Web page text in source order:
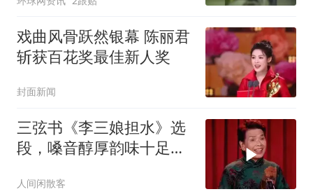
戏曲风骨跃然银幕 陈丽君
斩获百花奖最佳新人奖
封面新闻
三弦书《李三娘担水》选
段，嗓音醇厚韵味十足，
人间闲散客